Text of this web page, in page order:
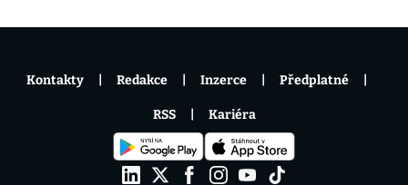
Kontakty Redakce Inzerce Předplatné
RSS Kariéra